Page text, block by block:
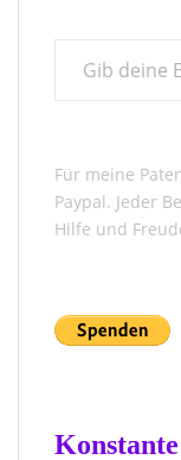
Für meine
Paypal. Jeder
Hilfe und